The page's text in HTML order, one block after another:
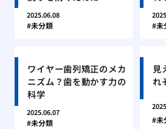
2025.06.08
未分類 未
ワイヤー歯列矯正のメカ
ニズム？歯を動かす力の
科学
2025.06.07
未分類
見
れ
未